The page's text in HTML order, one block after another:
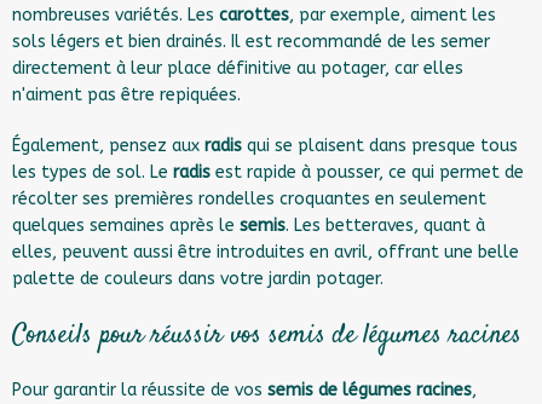
nombreuses variétés. Les carottes, par exemple, aiment les
sols légers et bien drainés. Il est recommandé de les semer
directement à leur place définitive au potager, car elles
n'aiment pas être repiquées.
Également, pensez aux radis qui se plaisent dans presque tous
les types de sol. Le radis est rapide à pousser, ce qui permet de
récolter ses premières rondelles croquantes en seulement
quelques semaines après le semis. Les betteraves, quant à
elles, peuvent aussi être introduites en avril, offrant une belle
palette de couleurs dans votre jardin potager.
Conseils pour réussir vos semis de légumes racines
Pour garantir la réussite de vos semis de légumes racines,